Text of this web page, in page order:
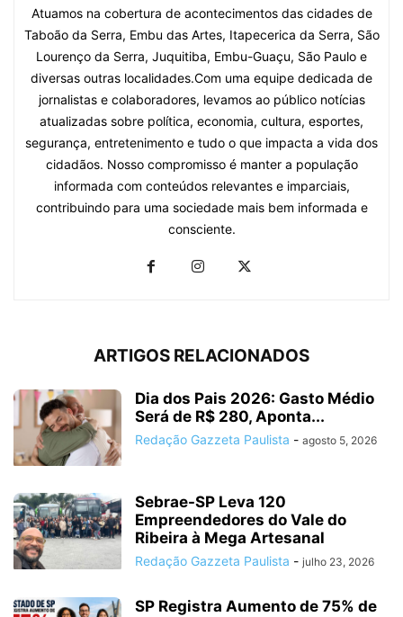
Atuamos na cobertura de acontecimentos das cidades de
Taboão da Serra, Embu das Artes, Itapecerica da Serra, São
Lourenço da Serra, Juquitiba, Embu-Guaçu, São Paulo e
diversas outras localidades.Com uma equipe dedicada de
jornalistas e colaboradores, levamos ao público notícias
atualizadas sobre política, economia, cultura, esportes,
segurança, entretenimento e tudo o que impacta a vida dos
cidadãos. Nosso compromisso é manter a população
informada com conteúdos relevantes e imparciais,
contribuindo para uma sociedade mais bem informada e
consciente.
ARTIGOS RELACIONADOS
Dia dos Pais 2026: Gasto Médio
Será de R$ 280, Aponta...
Redação Gazzeta Paulista - agosto 5, 2026
Sebrae-SP Leva 120
Empreendedores do Vale do
Ribeira à Mega Artesanal
Redação Gazzeta Paulista - julho 23, 2026
SP Registra Aumento de 75% de